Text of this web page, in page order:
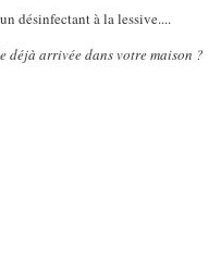
désinfectant à la lessive....
déjà arrivée dans votre maison ?